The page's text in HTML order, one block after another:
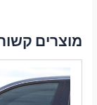
מוצרים